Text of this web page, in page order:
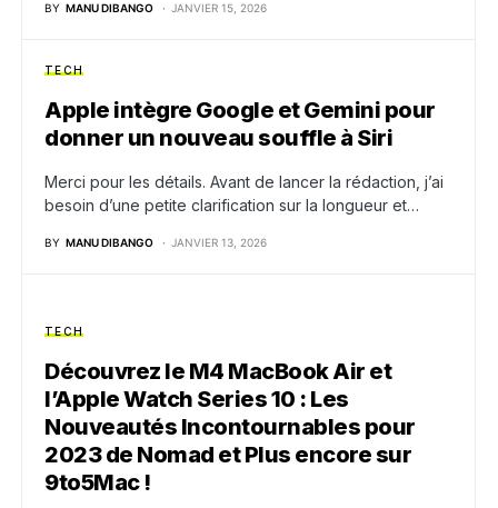
BY MANU DIBANGO JANVIER 15, 2026
TECH
Apple intègre Google et Gemini pour
donner un nouveau souffle à Siri
Merci pour les détails. Avant de lancer la rédaction, j’ai
besoin d’une petite clarification sur la longueur et…
BY MANU DIBANGO JANVIER 13, 2026
TECH
Découvrez le M4 MacBook Air et
l’Apple Watch Series 10 : Les
Nouveautés Incontournables pour
2023 de Nomad et Plus encore sur
9to5Mac !